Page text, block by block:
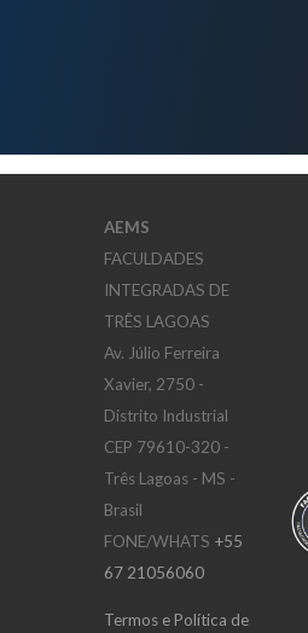
AEMS
FACULDADES
INTEGRADAS DE
TRÊS LAGOAS
Av. Júlio Ferreira
Xavier, 2750 -
Distrito Industrial
CEP 79610-320 -
Três Lagoas - MS -
Brasil
FONE/WHATS +55
67 21056060
Termos e Política de